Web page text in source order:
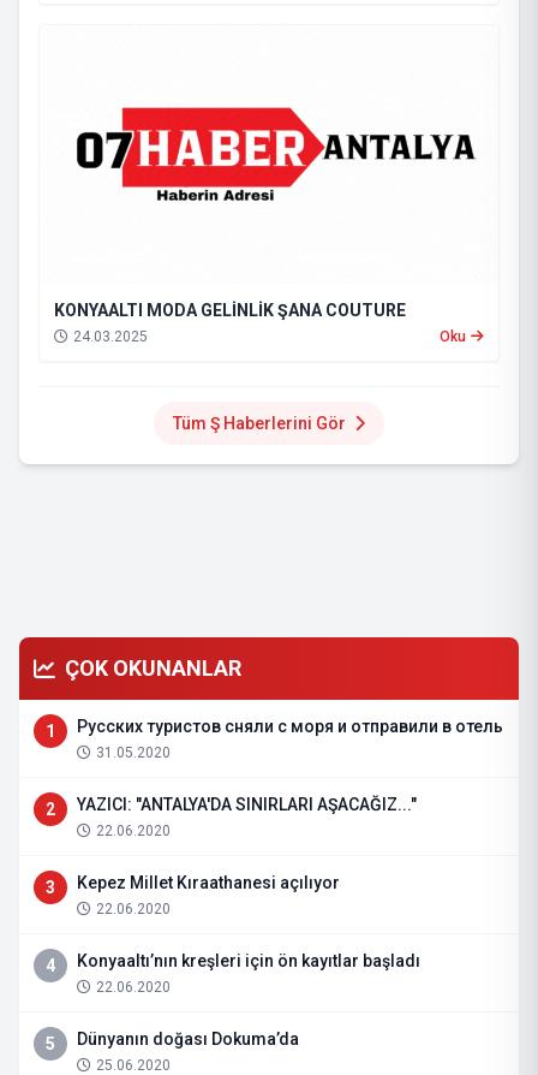
KONYAALTI MODA GELİNLİK ŞANA COUTURE
24.03.2025 Oku
Tüm Ş Haberlerini Gör
ÇOK OKUNANLAR
1 Русских туристов сняли с моря и отправили в отель
31.05.2020
2 YAZICI: "ANTALYA'DA SINIRLARI AŞACAĞIZ..."
22.06.2020
3 Kepez Millet Kıraathanesi açılıyor
22.06.2020
4 Konyaaltı’nın kreşleri için ön kayıtlar başladı
22.06.2020
5 Dünyanın doğası Dokuma’da
25.06.2020